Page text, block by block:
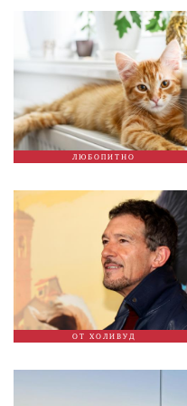
ЛЮБОПИТНО
ОТ ХОЛИВУД